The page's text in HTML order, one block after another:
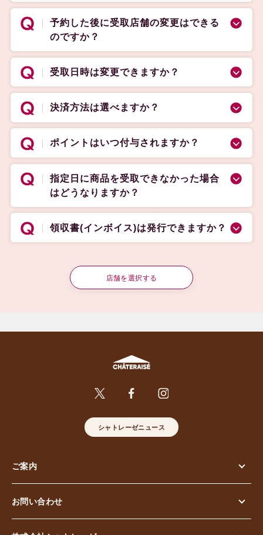
予約した後に受取店舗の変更はできる
のですか？
受取日時は変更できますか？
決済方法は選べますか？
ポイントはいつ付与されますか？
指定日に商品を受取できなかった場合
はどうなりますか？
領収書(インボイス)は発行できますか？
店舗を選択する
シャトレーゼニュース
ご案内
お問い合わせ